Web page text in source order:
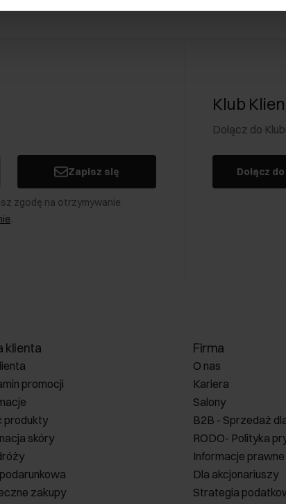
Zapisz się
zgodę na otrzymywanie
.
Klub
Dołącz do
Dołącz
klienta
promocji
produkty
skóry
zakupy
Firma
O nas
Kariera
Salony
B2B - Sprzedaż
RODO- Polityka
Informacje prawne
Dla akcjonariuszy
Strategia